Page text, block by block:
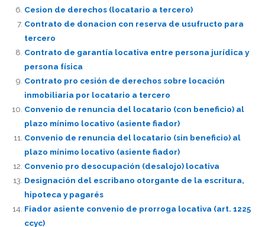
Cesion de derechos (locatario a tercero)
Contrato de donacion con reserva de usufructo para
tercero
Contrato de garantía locativa entre persona jurídica y
persona física
Contrato pro cesión de derechos sobre locación
inmobiliaria por locatario a tercero
Convenio de renuncia del locatario (con beneficio) al
plazo mínimo locativo (asiente fiador)
Convenio de renuncia del locatario (sin beneficio) al
plazo mínimo locativo (asiente fiador)
Convenio pro desocupación (desalojo) locativa
Designación del escribano otorgante de la escritura,
hipoteca y pagarés
Fiador asiente convenio de prorroga locativa (art. 1225
ccyc)